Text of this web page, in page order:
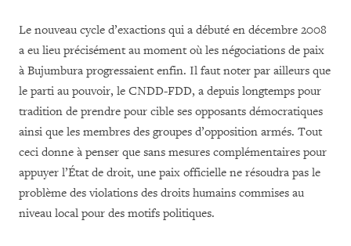
Le nouveau cycle d’exactions qui a débuté en décembre 2008
a eu lieu précisément au moment où les négociations de paix
à Bujumbura progressaient enfin. Il faut noter par ailleurs que
le parti au pouvoir, le CNDD-FDD, a depuis longtemps pour
tradition de prendre pour cible ses opposants démocratiques
ainsi que les membres des groupes d’opposition armés. Tout
ceci donne à penser que sans mesures complémentaires pour
appuyer l’État de droit, une paix officielle ne résoudra pas le
problème des violations des droits humains commises au
niveau local pour des motifs politiques.